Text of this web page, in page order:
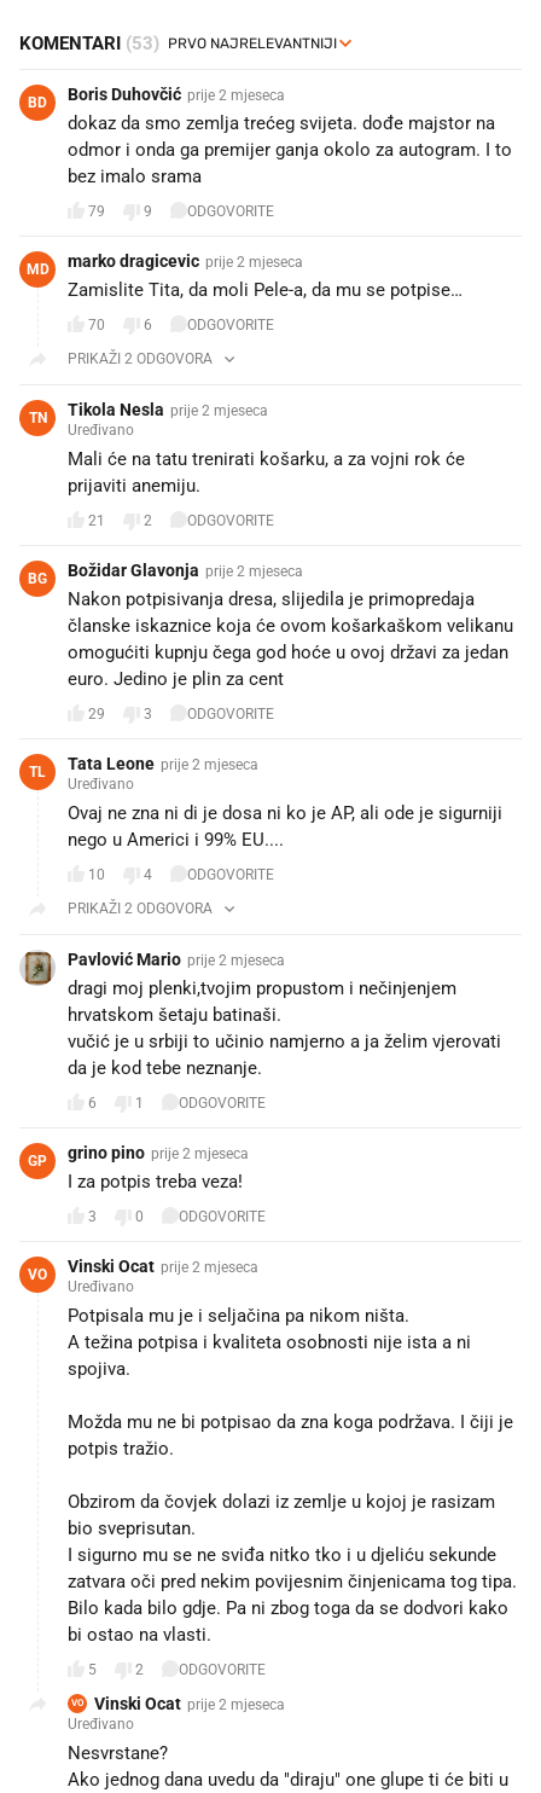
KOMENTARI (53)
BD Boris Duhovčić prije 2 mjeseca
dokaz da smo zemlja trećeg svijeta. dođe majstor na
odmor i onda ga premijer ganja okolo za autogram. I to
bez imalo srama
79 9 ODGOVORITE
MD marko dragicevic prije 2 mjeseca
Zamislite Tita, da moli Pele-a, da mu se potpise…
70 6
ODGOVORITE
PRIKAŽI 2 ODGOVORA
TN Tikola Nesla prije 2 mjeseca
Uređivano
Mali će na tatu trenirati košarku, a za vojni rok će
prijaviti anemiju.
21 2 ODGOVORITE
BG Božidar Glavonja prije 2 mjeseca
Nakon potpisivanja dresa, slijedila je primopredaja
članske iskaznice koja će ovom košarkaškom velikanu
omogućiti kupnju čega god hoće u ovoj državi za jedan
euro. Jedino je plin za cent
29 3 ODGOVORITE
TL Tata Leone prije 2 mjeseca
Uređivano
Ovaj ne zna ni di je dosa ni ko je AP, ali ode je sigurniji
nego u Americi i 99% EU....
10 4
ODGOVORITE
PRIKAŽI 2 ODGOVORA
Pavlović Mario prije 2 mjeseca
dragi moj plenki,tvojim propustom i nečinjenjem
hrvatskom šetaju batinaši.
vučić je u srbiji to učinio namjerno a ja želim vjerovati
da je kod tebe neznanje.
6 1 ODGOVORITE
GP grino pino prije 2 mjeseca
I za potpis treba veza!
3 0 ODGOVORITE
VO Vinski Ocat prije 2 mjeseca
Uređivano
Potpisala mu je i seljačina pa nikom ništa.
A težina potpisa i kvaliteta osobnosti nije ista a ni
spojiva.
Možda mu ne bi potpisao da zna koga podržava. I čiji je
potpis tražio.
Obzirom da čovjek dolazi iz zemlje u kojoj je rasizam
bio sveprisutan.
I sigurno mu se ne sviđa nitko tko i u djeliću sekunde
zatvara oči pred nekim povijesnim činjenicama tog tipa.
Bilo kada bilo gdje. Pa ni zbog toga da se dodvori kako
bi ostao na vlasti.
5 2 ODGOVORITE
VO Vinski Ocat prije 2 mjeseca
Uređivano
Nesvrstane?
Ako jednog dana uvedu da "diraju" one glupe ti će biti u